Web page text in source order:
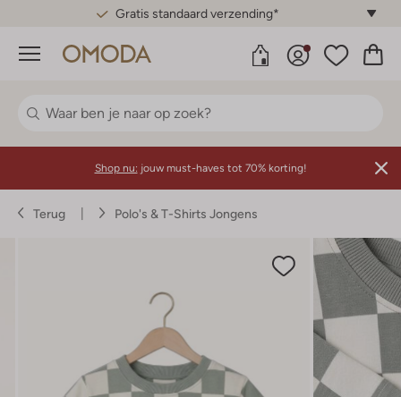
Gratis standaard verzending*
Menu
Shop nu: jouw must-haves tot 70% korting!
Terug Polo's & T-Shirts Jongens